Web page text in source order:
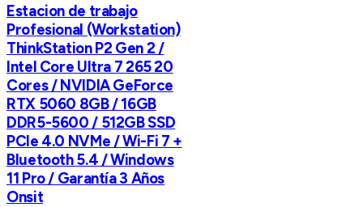
Estacion de trabajo
Profesional (Workstation)
ThinkStation P2 Gen 2 /
Intel Core Ultra 7 265 20
Cores / NVIDIA GeForce
RTX 5060 8GB / 16GB
DDR5-5600 / 512GB SSD
PCIe 4.0 NVMe / Wi-Fi 7 +
Bluetooth 5.4 / Windows
11 Pro / Garantía 3 Años
Onsit